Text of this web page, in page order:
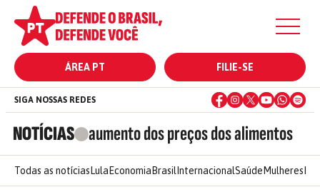
ÁREA PT FILIE-SE
NOTÍCIAS aumento dos preços dos alimentos
SIGA NOSSAS REDES
Todas as notícias Lula Economia Brasil InternacionalSaúde Mulheres